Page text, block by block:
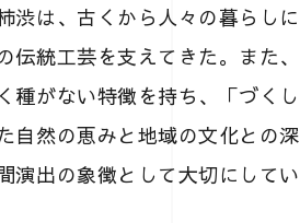
渋は、古くから人々の暮らしに
統工芸を支えてきた。また、
種がない特徴を持ち、「づくし
自然の恵みと地域の文化との深
演出の象徴として大切にしてい